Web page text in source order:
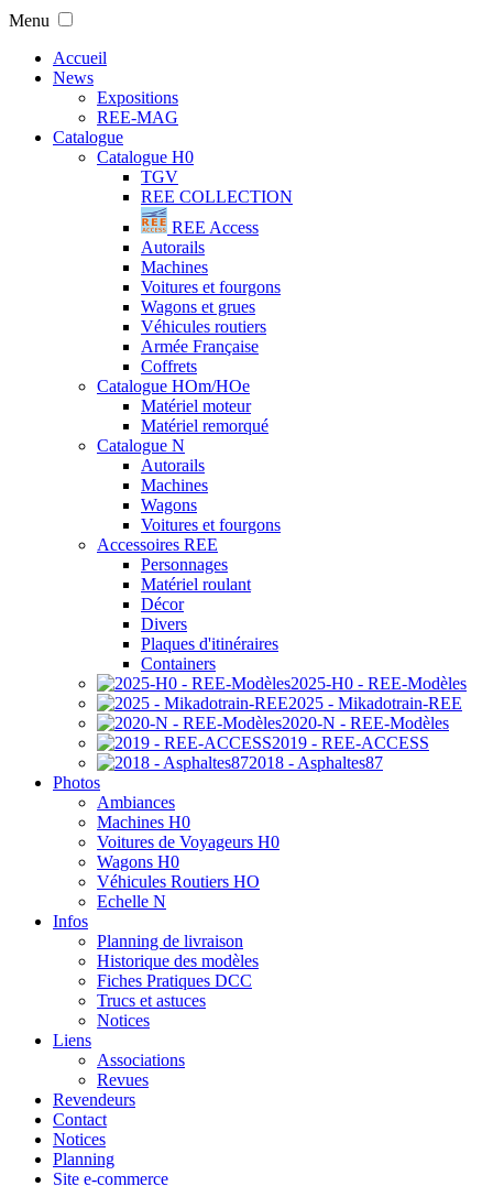
Menu
Accueil
News
Expositions
REE-MAG
Catalogue
Catalogue H0
TGV
REE COLLECTION
REE Access
Autorails
Machines
Voitures et fourgons
Wagons et grues
Véhicules routiers
Armée Française
Coffrets
Catalogue HOm/HOe
Matériel moteur
Matériel remorqué
Catalogue N
Autorails
Machines
Wagons
Voitures et fourgons
Accessoires REE
Personnages
Matériel roulant
Décor
Divers
Plaques d'itinéraires
Containers
2025-H0 - REE-Modèles
2025 - Mikadotrain-REE
2020-N - REE-Modèles
2019 - REE-ACCESS
2018 - Asphaltes87
Photos
Ambiances
Machines H0
Voitures de Voyageurs H0
Wagons H0
Véhicules Routiers HO
Echelle N
Infos
Planning de livraison
Historique des modèles
Fiches Pratiques DCC
Trucs et astuces
Notices
Liens
Associations
Revues
Revendeurs
Contact
Notices
Planning
Site e-commerce